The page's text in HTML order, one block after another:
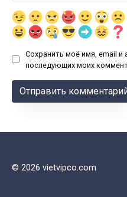
Сохранить моё имя, email и
последующих моих
© 2026 vietvipco.com